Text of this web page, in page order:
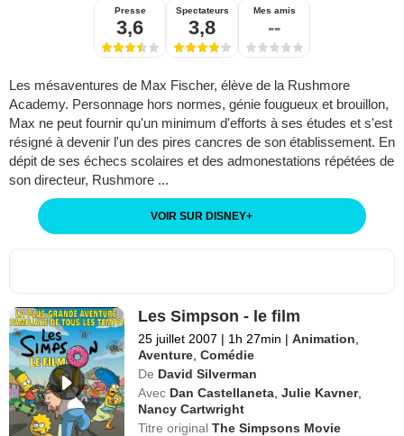
Presse
3,6
Spectateurs
3,8
Mes amis
--
Les mésaventures de Max Fischer, élève de la Rushmore
Academy. Personnage hors normes, génie fougueux et brouillon,
Max ne peut fournir qu'un minimum d'efforts à ses études et s'est
résigné à devenir l'un des pires cancres de son établissement. En
dépit de ses échecs scolaires et des admonestations répétées de
son directeur, Rushmore ...
VOIR SUR DISNEY+
Les Simpson - le film
25 juillet 2007 | 1h 27min | Animation
Aventure ,Comédie
De David Silverman
Avec Dan Castellaneta ,Julie Kavner,
Nancy Cartwright
Titre originalThe Simpsons Movie